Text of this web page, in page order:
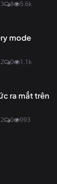
8 5.6k
mode
0 1.1k
ra mắt trên
0 993